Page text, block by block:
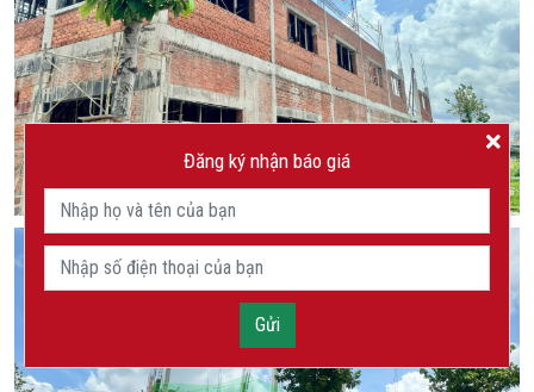
Đăng ký nhận báo giá
Gửi